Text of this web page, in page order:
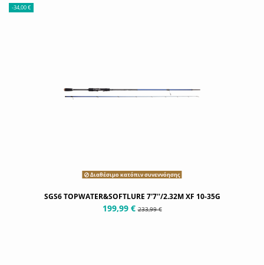
-34,00 €
Διαθέσιμο κατόπιν συνεννόησης
SGS6 TOPWATER&SOFTLURE 7'7''/2.32M XF 10-35G
199,99 €233,99 €